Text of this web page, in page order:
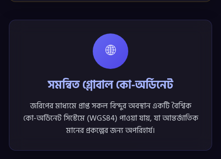
🌐
সমন্বিত গ্লোবাল কো-অর্ডিনেট
জরিপের মাধ্যমে প্রাপ্ত সকল বিন্দুর অবস্থান একটি বৈশ্বিক
কো-অর্ডিনেট সিস্টেমে (WGS84) পাওয়া যায়, যা আন্তর্জাতিক
মানের প্রকল্পের জন্য অপরিহার্য।